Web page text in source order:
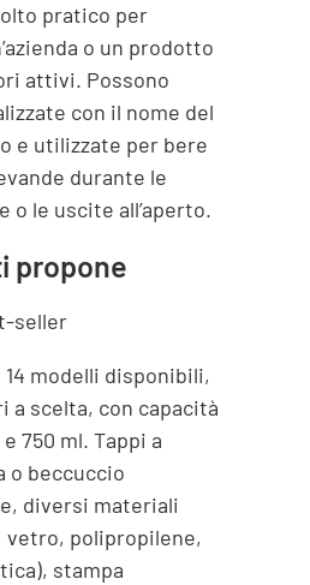
pratico per
o un prodotto
attivi. Possono
con il nome del
e utilizzate per bere
durante le
le uscite all’aperto.
propone
seller
14 modelli disponibili,
a scelta, con capacità
750 ml. Tappi a
o beccuccio
diversi materiali
vetro, polipropilene,
stampa